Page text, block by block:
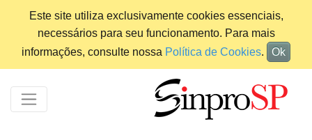
Este site utiliza exclusivamente cookies essenciais,
necessários para seu funcionamento. Para mais
informações, consulte nossa Política de Cookies. Ok